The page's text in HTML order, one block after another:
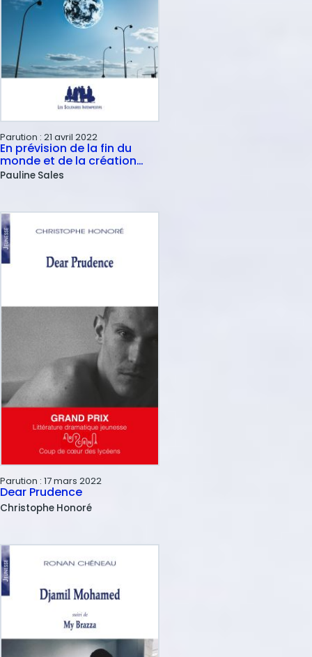
Parution : 21 avril 2022
En prévision de la fin du
monde et de la création
d'un nouveau
Pauline Sales
Parution : 17 mars 2022
Dear Prudence
Christophe Honoré